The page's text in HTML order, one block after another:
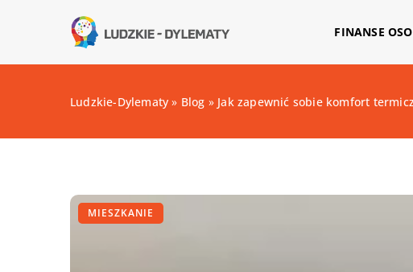
FINANSE
Ludzkie-Dylematy » Blog » Jak zapewnić sobie komfort
MIESZKANIE